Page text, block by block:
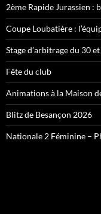
2ème Rapide Jurassien :
Coupe Loubatière :
Stage d’arbitrage du 30
Fête du club
Animations à la Maison
Blitz de Besançon 2026
Nationale 2 Féminine –